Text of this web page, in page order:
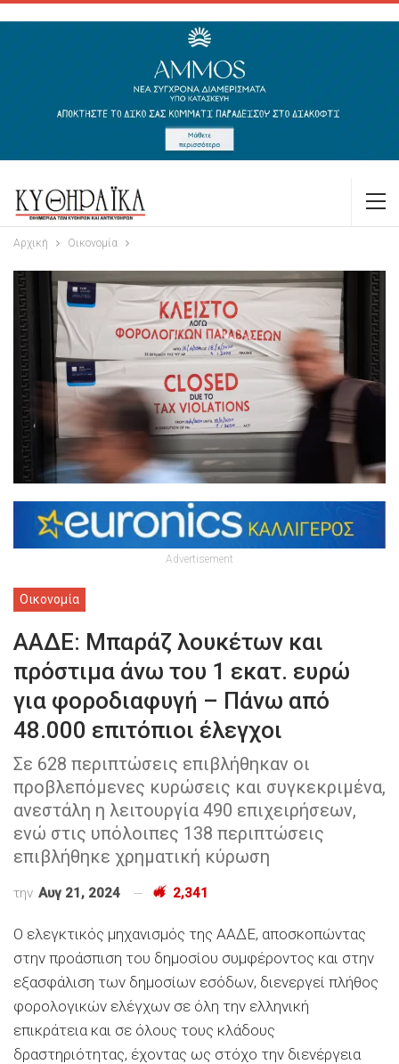
Αρχική Οικονομία
Advertisement
Οικονομία
ΑΑΔΕ: Μπαράζ λουκέτων και
πρόστιμα άνω του 1 εκατ. ευρώ
για φοροδιαφυγή – Πάνω από
48.000 επιτόπιοι έλεγχοι
Σε 628 περιπτώσεις επιβλήθηκαν οι
προβλεπόμενες κυρώσεις και συγκεκριμένα,
ανεστάλη η λειτουργία 490 επιχειρήσεων,
ενώ στις υπόλοιπες 138 περιπτώσεις
επιβλήθηκε χρηματική κύρωση
την Αυγ 21, 2024 2,341
Ο ελεγκτικός μηχανισμός της ΑΑΔΕ, αποσκοπώντας
στην προάσπιση του δημοσίου συμφέροντος και στην
εξασφάλιση των δημοσίων εσόδων, διενεργεί πλήθος
φορολογικών ελέγχων σε όλη την ελληνική
επικράτεια και σε όλους τους κλάδους
δραστηριότητας, έχοντας ως στόχο την διενέργεια